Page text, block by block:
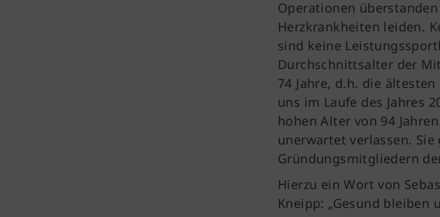
Operationen
Herzkrankheiten leiden.
sind keine
Durchschnittsalter der
74 Jahre, d.h. die
uns im Laufe des Jahres
hohen Alter von 94
unerwartet verlassen. Sie
Gründungsmitgliedern
Hierzu ein Wort von
Kneipp: „Gesund bleiben